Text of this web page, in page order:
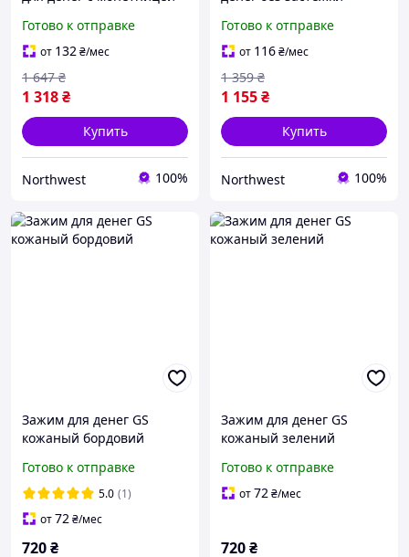
Коричневый Northwest
Готово к отправке
от 132₴/мес
1 318₴
1 647 ₴
Купить
Northwest 100%
Коричневый.
Натуральная кожа
Готово к отправке
от 116₴/мес
1 155₴
1 359 ₴
Купить
Northwest 100%
Зажим для денег GS
кожаный бордовий
Готово к отправке
5.0 (1)
от72₴/мес
720₴
Зажим для денег GS
кожаный зелений
Готово к отправке
от72₴/мес
720₴